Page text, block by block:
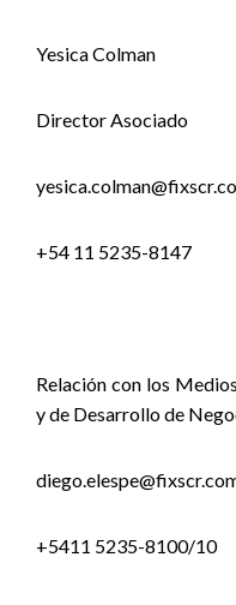
Yesica Colman
Director Asociado
+54 11 5235-8147
Relación con los
y de Desarrollo de
+5411 5235-8100/10